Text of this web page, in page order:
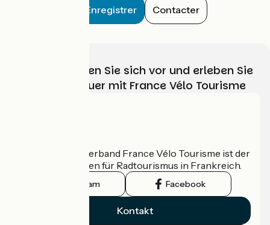
Enregistrer Contacter
Wählen, bereiten Sie sich vor und erleben Sie
Ihr Radabenteuer mit France Vélo Tourisme
Der nationale Verband France Vélo Tourisme ist der
offizielle Leitfaden für Radtourismus in Frankreich.
Instagram Facebook
Kontakt